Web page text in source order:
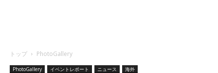
トップ PhotoGallery
PhotoGallery イベントレポート ニュース 海外